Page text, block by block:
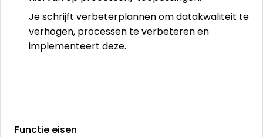
Je schrijft verbeterplannen om datakwaliteit te
verhogen, processen te verbeteren en
implementeert deze.
Functie eisen